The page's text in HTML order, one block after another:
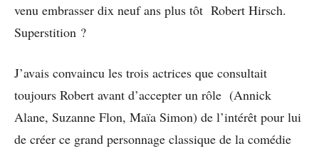
venu embrasser dix neuf ans plus tôt Robert Hirsch.
Superstition ?
J’avais convaincu les trois actrices que consultait
toujours Robert avant d’accepter un rôle (Annick
Alane, Suzanne Flon, Maïa Simon) de l’intérêt pour lui
de créer ce grand personnage classique de la comédie